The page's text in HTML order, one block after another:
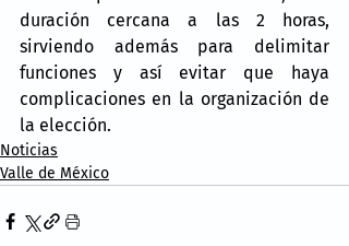
duración cercana a las 2 horas,
sirviendo además para delimitar
funciones y así evitar que haya
complicaciones en la organización de
la elección.
Noticias
Valle de México